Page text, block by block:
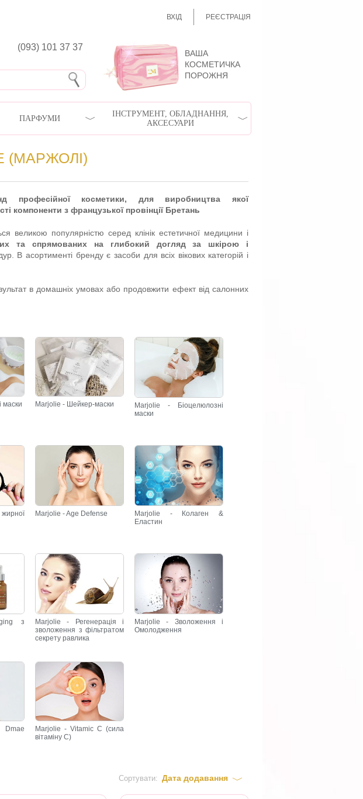
ВХІД РЕЄСТРАЦІЯ
(093) 101 37 37
ВАША
КОСМЕТИЧКА
ПОРОЖНЯ
ПАРФУМИ
ІНСТРУМЕНТ, ОБЛАДНАННЯ,
АКСЕСУАРИ
(МАРЖОЛІ)
косметики, для виробництва якої
компоненти з французької провінції Бретань
великою популярністю серед клінік естетичної медицини і
та спрямованих на глибокий догляд за шкірою і
В асортименті бренду є засоби для всіх вікових категорій і
в домашніх умовах або продовжити ефект від салонних
маски Marjolie - Шейкер-маски
Marjolie - Біоцелюлозні
маски
Marjolie - Age Defense
Marjolie - Колаген &
Еластин
з
Marjolie - Регенерація і
зволоження з фільтратом
секрету равлика
Marjolie - Зволоження і
Омолодження
Dmae
Marjolie - Vitamic C (сила
вітаміну С)
Сортувати: Дата додавання